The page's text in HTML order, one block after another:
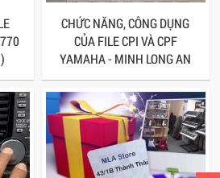
CHỨC NĂNG, CÔNG DỤNG
CỦA FILE CPI VÀ CPF
YAMAHA - MINH LONG AN